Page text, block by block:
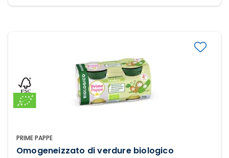
PRIME PAPPE
Omogeneizzato di verdure biologico